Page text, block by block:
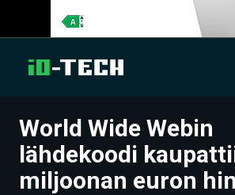
UUTISET
ARTIKKELIT
World Wide Webin
lähdekoodi
miljoonan euron